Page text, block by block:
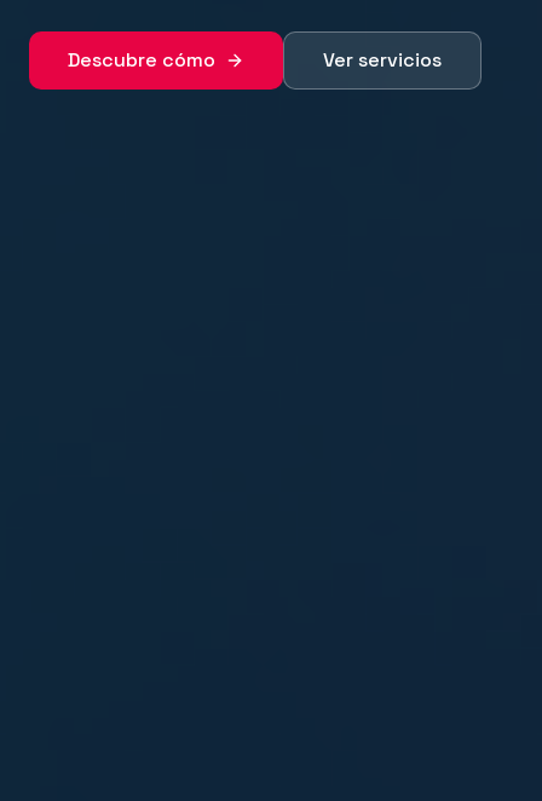
Descubre cómo Ver servicios